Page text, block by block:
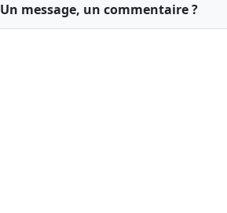
Un message, un commentaire ?